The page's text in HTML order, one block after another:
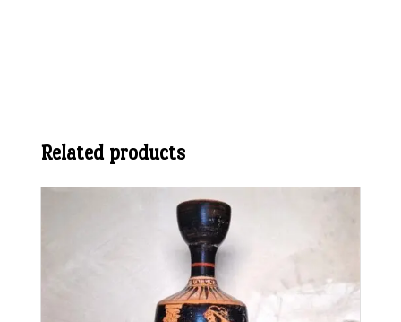
Related products